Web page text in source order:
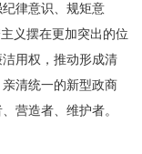
律意识、规矩意
义摆在更加突出的位
用权，推动形成清
清统一的新型政商
营造者、维护者。